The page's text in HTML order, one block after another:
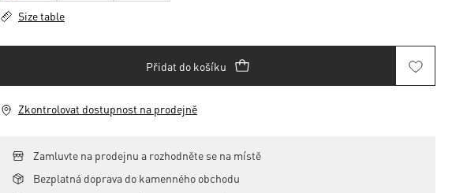
Size table
Přidat do košíku
Zkontrolovat dostupnost na prodejně
Zamluvte na prodejnu a rozhodněte se na místě
Bezplatná doprava do kamenného obchodu